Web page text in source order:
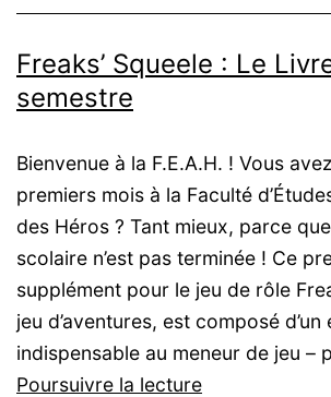
Freaks’ Squeele : Le
semestre
Bienvenue à la F.E.A.H. ! Vous
premiers mois à la Faculté
des Héros ? Tant mieux, parce que
scolaire n’est pas terminée ! Ce
supplément pour le jeu de rôle
jeu d’aventures, est composé d’un
indispensable au meneur de jeu –
Poursuivre la lectureFreaks’